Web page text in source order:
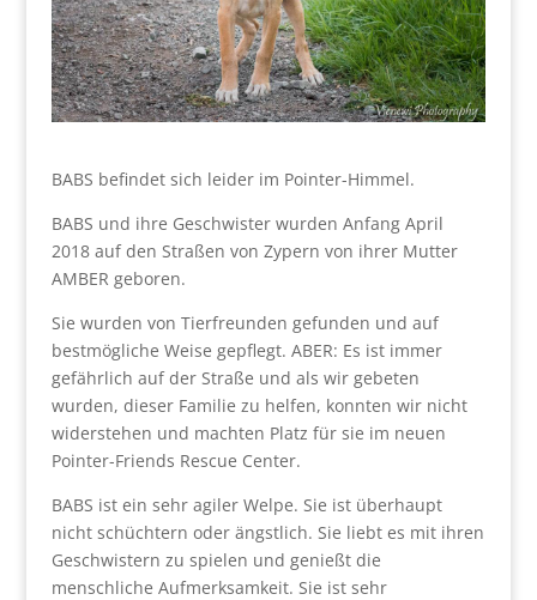
BABS befindet sich leider im Pointer-Himmel.
BABS und ihre Geschwister wurden Anfang April
2018 auf den Straßen von Zypern von ihrer Mutter
AMBER geboren.
Sie wurden von Tierfreunden gefunden und auf
bestmögliche Weise gepflegt. ABER: Es ist immer
gefährlich auf der Straße und als wir gebeten
wurden, dieser Familie zu helfen, konnten wir nicht
widerstehen und machten Platz für sie im neuen
Pointer-Friends Rescue Center.
BABS ist ein sehr agiler Welpe. Sie ist überhaupt
nicht schüchtern oder ängstlich. Sie liebt es mit ihren
Geschwistern zu spielen und genießt die
menschliche Aufmerksamkeit. Sie ist sehr